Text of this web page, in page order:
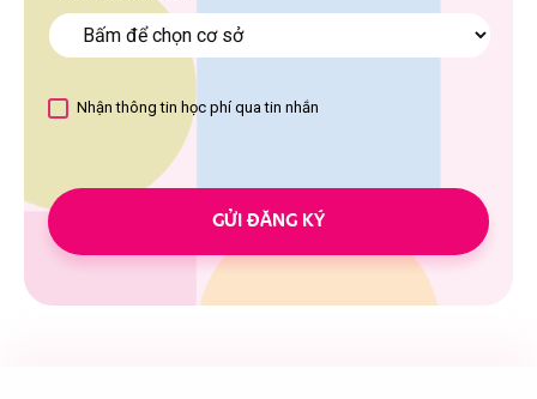
Nhận thông tin học phí qua tin nhắn